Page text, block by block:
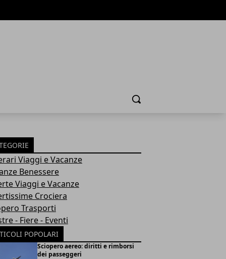
Cerca
Viaggi e Vacanze
Benessere
Viaggi e Vacanze
Crociera
Trasporti
- Fiere - Eventi
POPOLARI
Sciopero aereo: diritti e rimborsi
dei passeggeri